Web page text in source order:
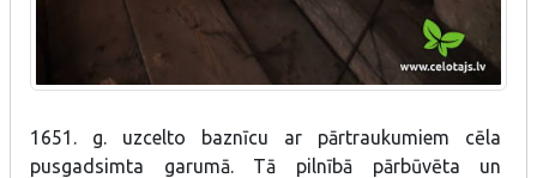
1651. g. uzcelto baznīcu ar pārtraukumiem cēla
pusgadsimta garumā. Tā pilnībā pārbūvēta un